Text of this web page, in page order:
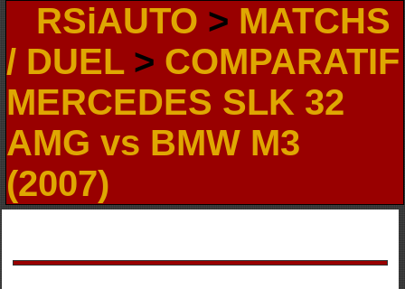
RSiAUTO > MATCHS
/ DUEL> COMPARATIF
MERCEDES SLK 32
AMG vs BMW M3
(2007)